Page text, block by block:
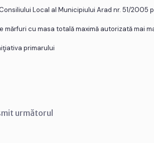
Local al Municipiului Arad nr. 51/2005
cu masa totală maximă autorizată mai
primarului
următorul